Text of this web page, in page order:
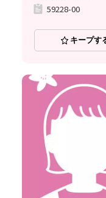
59228-00
キープす